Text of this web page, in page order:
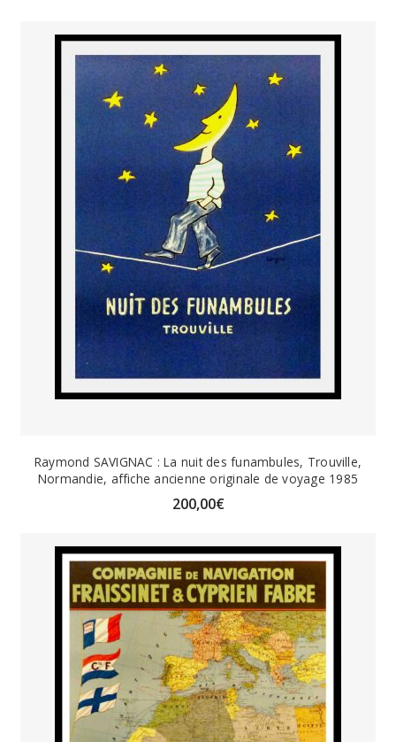
Raymond SAVIGNAC : La nuit des funambules, Trouville,
Normandie, affiche ancienne originale de voyage 1985
200,00€